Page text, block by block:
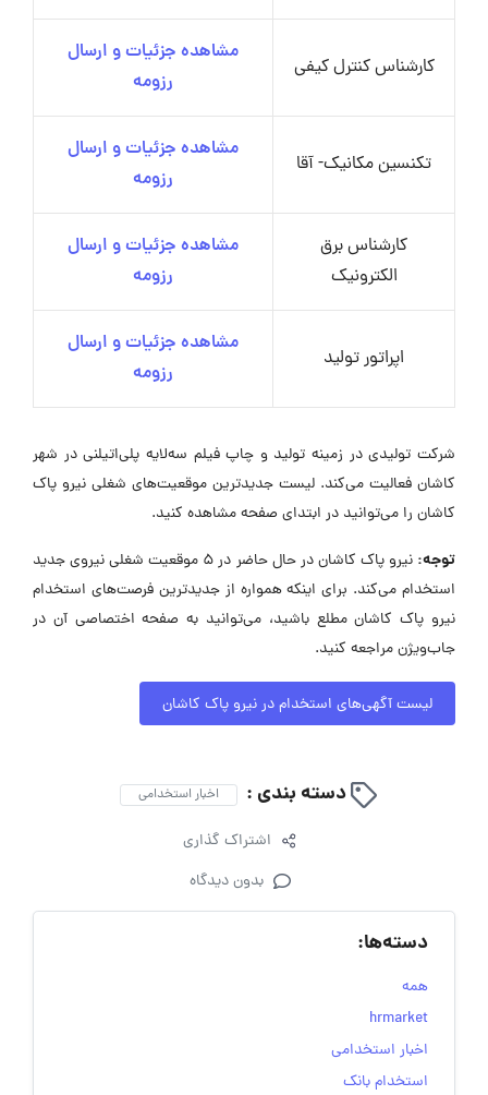
کارشناس کنترل کیفی
مشاهده جزئیات و ارسال
رزومه
تکنسین مکانیک- آقا
مشاهده جزئیات و ارسال
رزومه
کارشناس برق
الکترونیک
مشاهده جزئیات و ارسال
رزومه
اپراتور تولید
مشاهده جزئیات و ارسال
رزومه
شرکت تولیدی در زمینه تولید و چاپ فیلم سه‌لایه پلی‌اتیلنی در شهر
کاشان فعالیت می‌کند. لیست جدیدترین موقعیت‌های شغلی نیرو پاک
کاشان را می‌توانید در ابتدای صفحه مشاهده کنید.
توجه:
نیرو پاک کاشان در حال حاضر در ۵ موقعیت شغلی نیروی جدید
استخدام می‌کند. برای اینکه همواره از جدیدترین فرصت‌های استخدام
نیرو پاک کاشان مطلع باشید، می‌توانید به صفحه اختصاصی آن در
جاب‌ویژن مراجعه کنید.
لیست آگهی‌های استخدام در نیرو پاک کاشان
دسته بندی : اخبار استخدامی
اشتراک گذاری
بدون دیدگاه
دسته‌ها:
همه
hrmarket
اخبار استخدامی
استخدام بانک